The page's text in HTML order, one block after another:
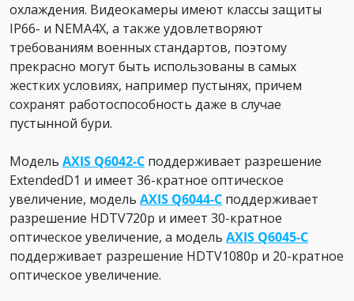
охлаждения. Видеокамеры имеют классы защиты
IP66- и NEMA4X, а также удовлетворяют
требованиям военных стандартов, поэтому
прекрасно могут быть использованы в самых
жестких условиях, например пустынях, причем
сохранят работоспособность даже в случае
пустынной бури.
Модель AXIS Q6042-C поддерживает разрешение
ExtendedD1 и имеет 36-кратное оптическое
увеличение, модель AXIS Q6044-C поддерживает
разрешение HDTV720p и имеет 30-кратное
оптическое увеличение, а модель AXIS Q6045-C
поддерживает разрешение HDTV1080p и 20-кратное
оптическое увеличение.